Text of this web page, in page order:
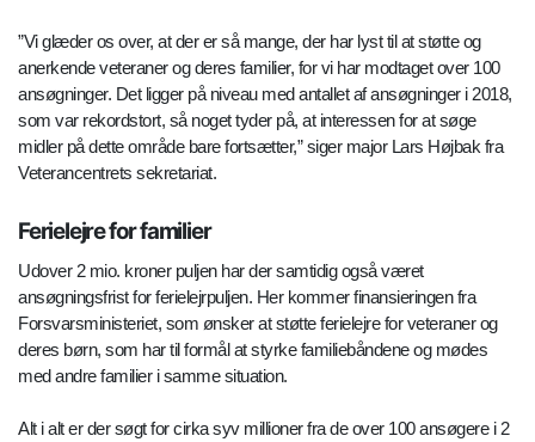
”Vi glæder os over, at der er så mange, der har lyst til at støtte og
anerkende veteraner og deres familier, for vi har modtaget over 100
ansøgninger. Det ligger på niveau med antallet af ansøgninger i 2018,
som var rekordstort, så noget tyder på, at interessen for at søge
midler på dette område bare fortsætter,” siger major Lars Højbak fra
Veterancentrets sekretariat.
Ferielejre for familier
Udover 2 mio. kroner puljen har der samtidig også været
ansøgningsfrist for ferielejrpuljen. Her kommer finansieringen fra
Forsvarsministeriet, som ønsker at støtte ferielejre for veteraner og
deres børn, som har til formål at styrke familiebåndene og mødes
med andre familier i samme situation.
Alt i alt er der søgt for cirka syv millioner fra de over 100 ansøgere i 2